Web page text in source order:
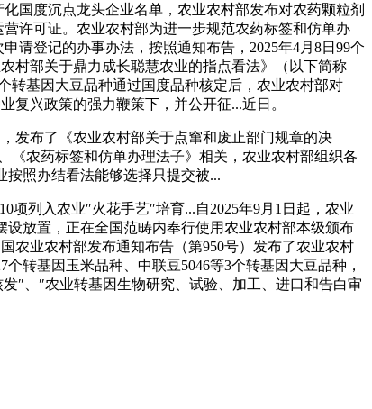
国度沉点龙头企业名单，农业农村部发布对农药颗粒剂
许可证。农业农村部为进一步规范农药标签和仿单办
请登记的办事办法，按照通知布告，2025年4月8日99个
村部关于鼎力成长聪慧农业的指点看法》（以下简称
转基因大豆品种通过国度品种核定后，农业农村部对
复兴政策的强力鞭策下，并公开征...近日。
布了《农业农村部关于点窜和废止部门规章的决
《农药标签和仿单办理法子》相关，农业农村部组织各
按照办结看法能够选择只提交被...
列入农业″火花手艺″培育...自2025年9月1日起，农业
放置，正在全国范畴内奉行使用农业农村部本级颁布
农业农村部发布通知布告（第950号）发布了农业农村
转基因玉米品种、中联豆5046等3个转基因大豆品种，
″、″农业转基因生物研究、试验、加工、进口和告白审